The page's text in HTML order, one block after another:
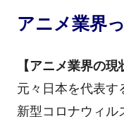
アニメ業界
【アニメ業界の現
元々日本を代表す
新型コロナウィル